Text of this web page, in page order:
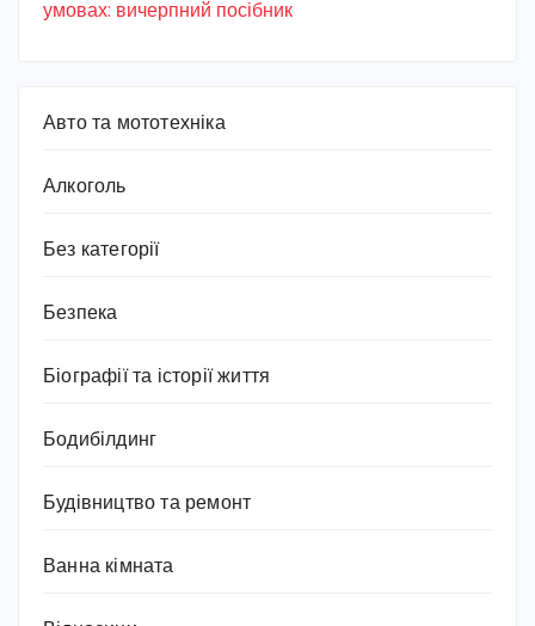
умовах: вичерпний посібник
Авто та мототехніка
Алкоголь
Без категорії
Безпека
Біографії та історії життя
Бодибілдинг
Будівництво та ремонт
Ванна кімната